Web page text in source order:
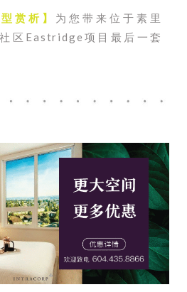
赏析】 为您带来位于素里
区Eastridge项目最后一套